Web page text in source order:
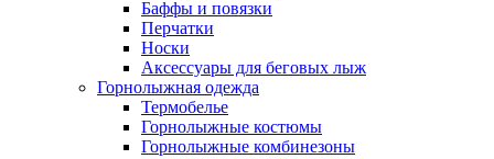
Баффы и повязки
Перчатки
Носки
Аксессуары для беговых лыж
Горнолыжная одежда
Термобелье
Горнолыжные костюмы
Горнолыжные комбинезоны